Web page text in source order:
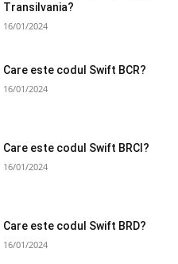
Transilvania?
16/01/2024
Care este codul Swift BCR?
16/01/2024
Care este codul Swift BRCI?
16/01/2024
Care este codul Swift BRD?
16/01/2024